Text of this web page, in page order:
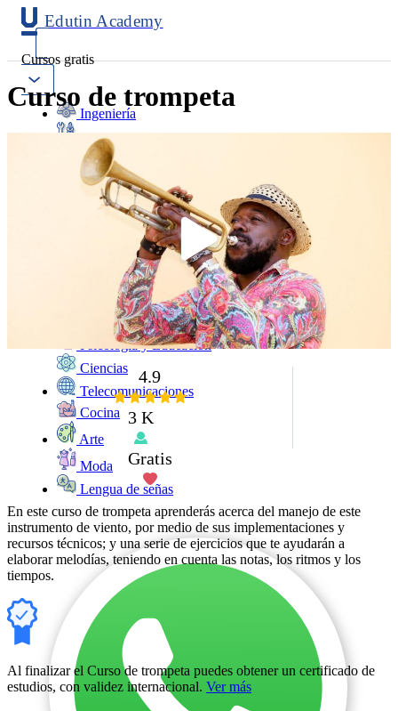
Edutin Academy
Cursos gratis
Ingeniería
Mantenimiento
Software
Diseño
Negocios
Programación
Marketing
Idiomas
Deporte
Psicología y Educación
Ciencias
Telecomunicaciones
Cocina
Arte
Moda
Lengua de señas
Curso de trompeta
4.9
3 K
Gratis
En este curso de trompeta aprenderás acerca del manejo de este
instrumento de viento, por medio de sus implementaciones y
recursos técnicos; y una serie de ejercicios que te ayudarán a
elaborar melodías, teniendo en cuenta las notas, los ritmos y los
tiempos.
Al finalizar el Curso de trompeta puedes obtener un certificado de
estudios, con validez internacional. Ver más